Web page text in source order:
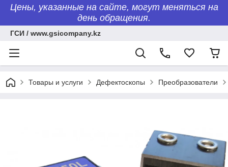
Цены, указанные на сайте, могут меняться на
день обращения.
ГСИ / www.gsicompany.kz
Товары и услуги Дефектоскопы Преобразователи